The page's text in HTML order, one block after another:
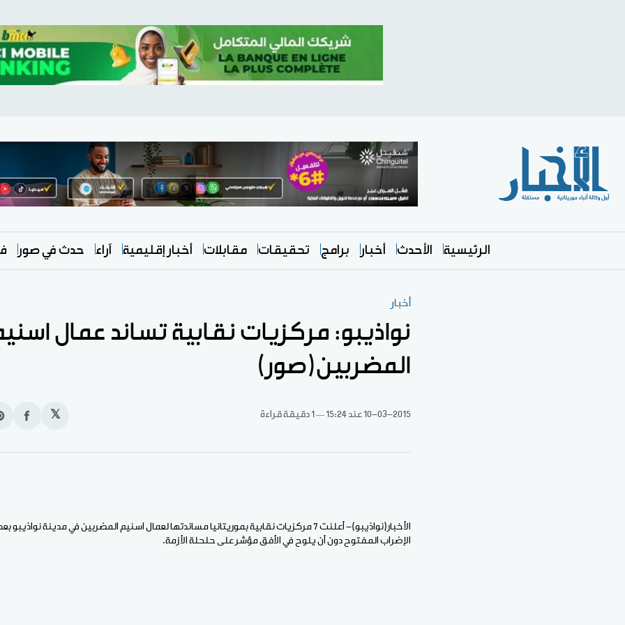
الرئيسية الأحدث أخبار برامج تحقيقات مقابلات أخبار إقليمية آراء حدث في صور
أخبار
نواذيبو: مركزيات نقابية تساند عمال
المضربين(صور)
10-03-2015 عند 15:24 1 دقيقة قراءة 𝕏
انشر
الأخبار(نواذيبو)- أعلنت 7 مركزيات نقابية بموريتانيا مساندتها لعمال اسنيم المضربين في مدينة
الإضراب المفتوح دون أن يلوح في الأفق مؤشر على حلحلة الأزمة.